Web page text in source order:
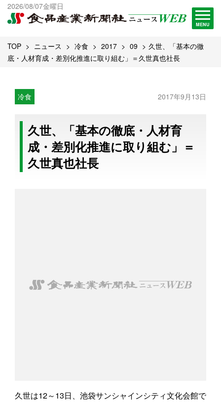
2026/08/07金曜日
MENU
出版物一覧へ
試読・購読申し込み
TOP ニュース 冷食 2017 09
久世、「基本の徹
底・人材育成・差別化推進に取り組む」＝久世真也社長
冷食 2017年9月13日
久世、「基本の徹底・人材育
成・差別化推進に取り組む」＝
久世真也社長
久世は12～13日、池袋サンシャインシティ文化会館で